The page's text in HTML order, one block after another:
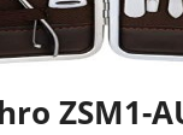
ZSM1-